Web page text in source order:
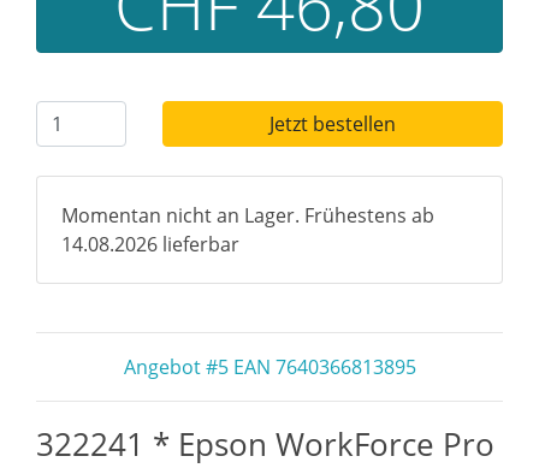
Jetzt bestellen
Momentan nicht an Lager. Frühestens ab
14.08.2026 lieferbar
Angebot #5 EAN 7640366813895
322241 * Epson WorkForce Pro